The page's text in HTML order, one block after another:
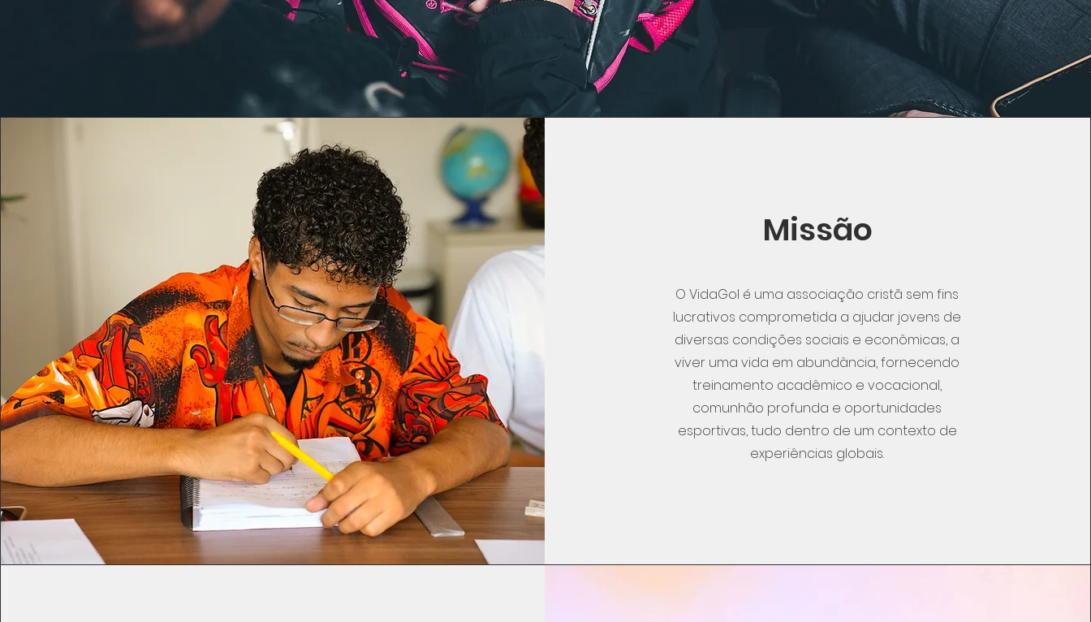
Missão
O VidaGol é uma associação cristã sem fins
lucrativos comprometida a ajudar jovens de
diversas condições sociais e econômicas, a
viver uma vida em abundância, fornecendo
treinamento acadêmico e vocacional,
comunhão profunda e oportunidades
esportivas, tudo dentro de um contexto de
experiências globais.